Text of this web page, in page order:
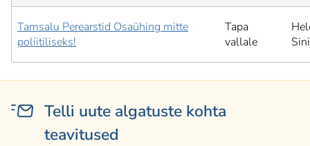
Tamsalu Perearstid Osaühing mitte
poliitiliseks!
Tapa
vallale
Telli uute algatuste kohta
teavitused